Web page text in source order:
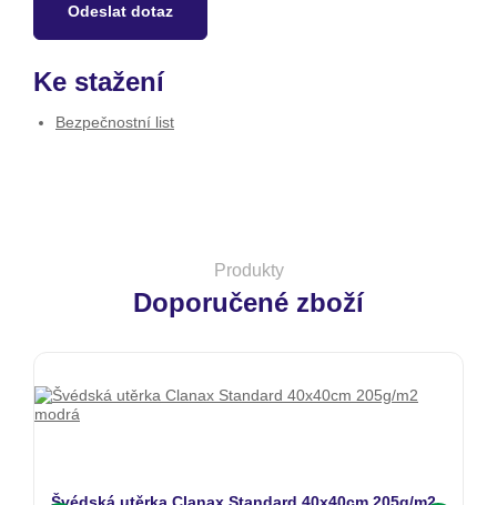
Odeslat dotaz
Ke stažení
Bezpečnostní list
Produkty
Doporučené zboží